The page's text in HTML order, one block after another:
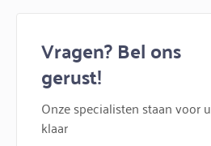
Vragen? Bel ons
gerust!
Onze specialisten staan voor u
klaar